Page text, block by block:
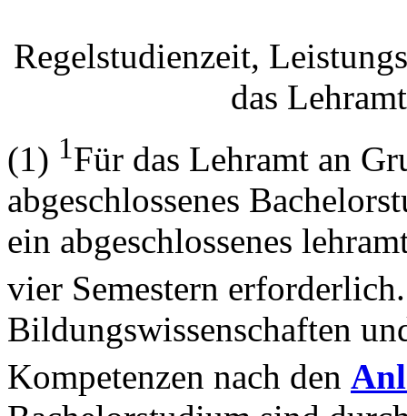
Regelstudienzeit,
das
(1) 1Für das Lehramt an
abgeschlossenes
ein abgeschlossenes
vier Semestern
Bildungswissenschaften
Kompetenzen nach den